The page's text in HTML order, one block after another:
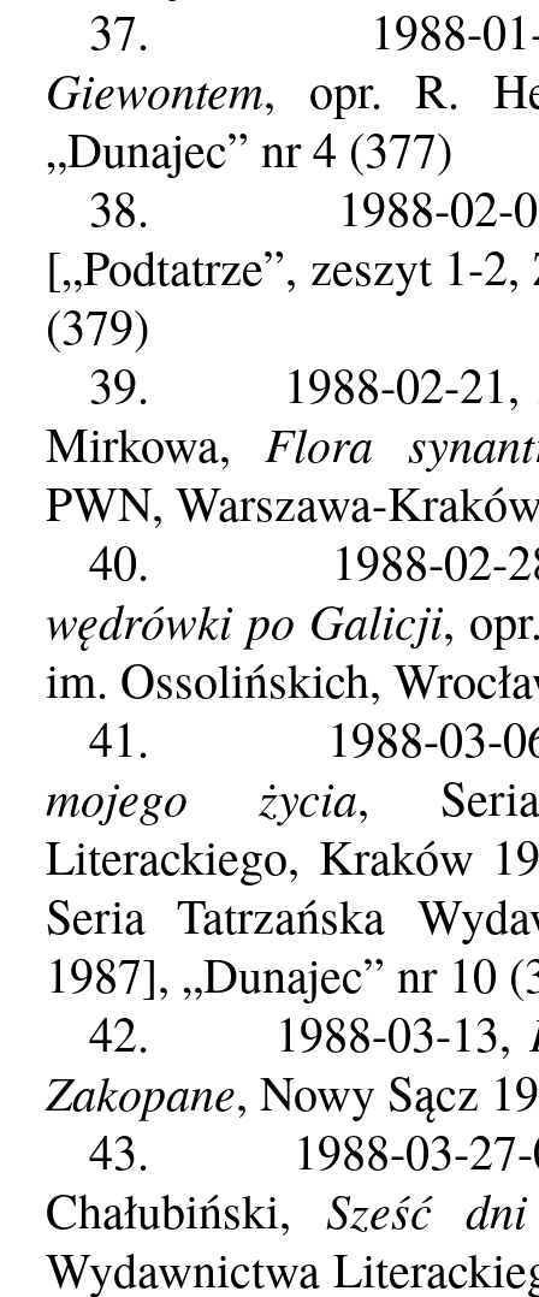
37.
1988-
Giewontem, opr. R.
„Dunajec” nr 4 (377)
38.
1988-
[„Podtatrze”, zeszyt 1-
(379)
39.
1988-02-21,
Mirkowa,Flora
PWN, Warszawa-
40.
1988-
wędrówki po Galicji,
im. Ossolińskich,
41.
1988-03-
mojego życia, Seria
Literackiego, Kraków
Seria Tatrzańska
1987], „Dunajec” nr 10
42.
1988-03-13,
Zakopane, Nowy Sącz
43.
1988-03-
Chałubiński, Sześć
Wydawnictwa